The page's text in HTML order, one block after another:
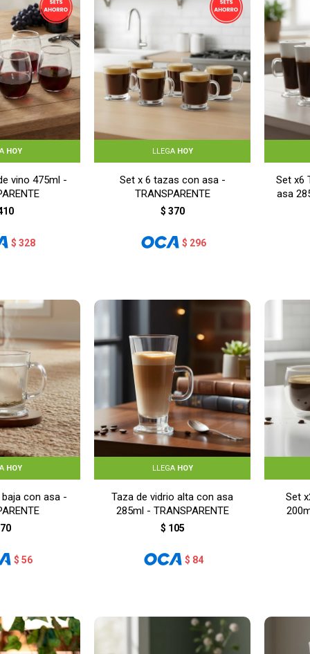
HOY
vino 475ml -
$ 328
LLEGA HOY
Set x 6 tazas con asa -
TRANSPARENTE
$ 370
$ 296
Set x6
asa
HOY
con asa -
70
$ 56
LLEGA HOY
Taza de vidrio alta con asa
285ml - TRANSPARENTE
$ 105
$ 84
Set